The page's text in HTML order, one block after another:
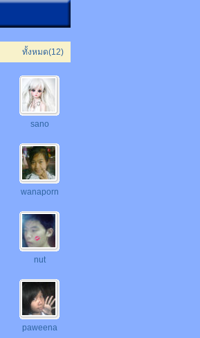
ทั้งหมด(12)
sano
wanaporn
nut
paweena